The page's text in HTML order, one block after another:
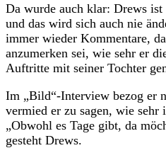
Da wurde auch klar: Drews
und das wird sich auch nie
immer wieder Kommentare,
anzumerken sei, wie sehr er
Auftritte mit seiner Tochter
Im „Bild“-Interview bezog er
vermied er zu sagen, wie
„Obwohl es Tage gibt, da
gesteht Drews.